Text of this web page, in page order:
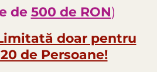
de 500 de RON)
doar pentru
de Persoane!